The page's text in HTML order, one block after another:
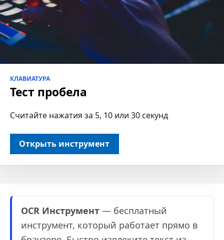
КЛАВИАТУРА
Тест пробела
Считайте нажатия за 5, 10 или 30 секунд
Открыть инструмент
OCR Инструмент — бесплатный
инструмент, который работает прямо в